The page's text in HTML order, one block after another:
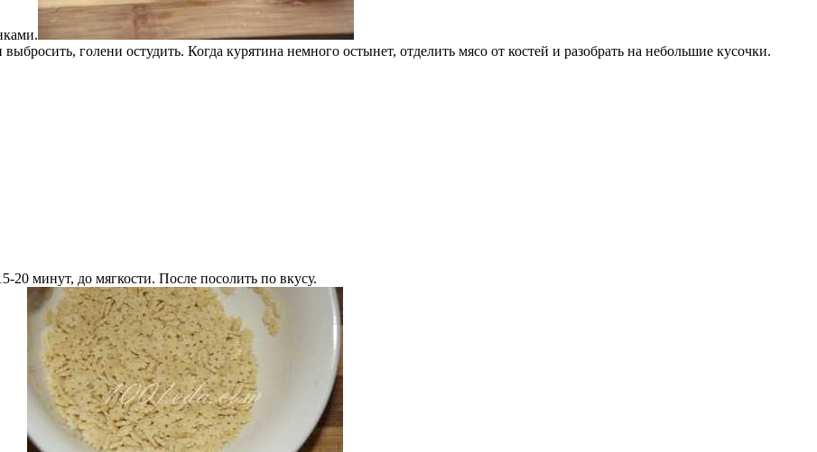
голени остудить. Когда курятина немного остынет, отделить мясо от костей и разобрать на небольшие кусочки.
20 минут, до мягкости. После посолить по вкусу.